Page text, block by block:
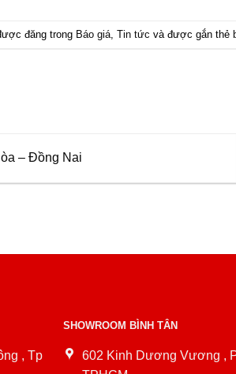
đăng trong Báo giá, Tin tức và được gắn thẻ
– Đồng Nai
, Tp
SHOWROOM BÌNH TÂN
602 Kinh Dương Vương ,